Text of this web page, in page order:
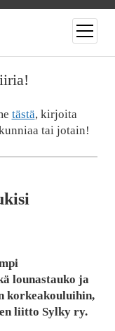
open
menu
tästä, kirjoita
tai jotain!
lounastauko ja
korkeakouluihin,
liitto Sylky ry.